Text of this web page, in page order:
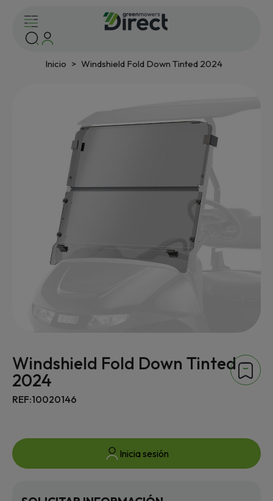
Inicio Windshield Fold Down Tinted 2024
Windshield Fold Down Tinted
2024
REF:10020146
Inicia sesión